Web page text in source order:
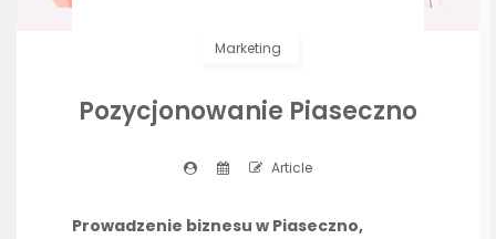
Marketing
Pozycjonowanie Piaseczno
Article
Prowadzenie biznesu w Piaseczno,